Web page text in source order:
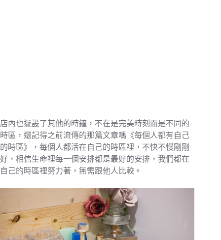
店內也擺設了其他的時鐘，不在是完美時刻而是不同的
時區，還記得之前流傳的那篇文章嗎《每個人都有自己
的時區》，每個人都活在自己的時區裡，不快不慢剛剛
好，相信生命裡每一個安排都是最好的安排，我們都在
自己的時區裡努力著，無需跟他人比較。